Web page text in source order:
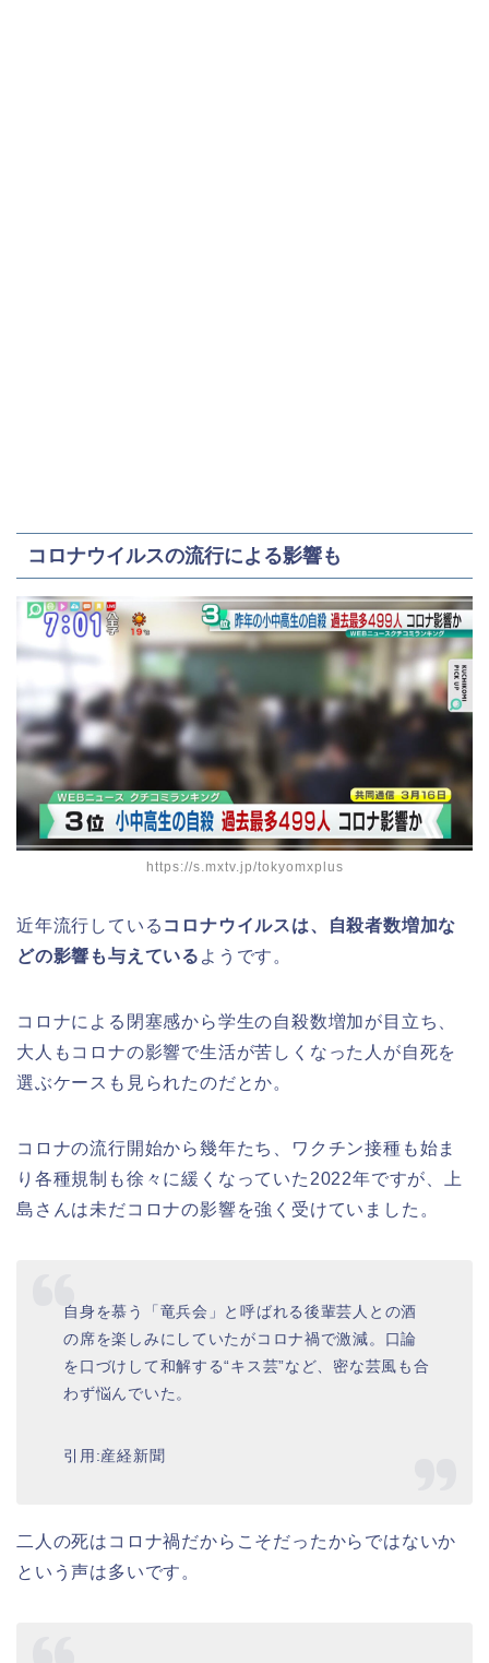
コロナウイルスの流行による影響も
https://s.mxtv.jp/tokyomxplus
近年流行している コロナウイルスは、自殺者数増加な
どの影響も与えている ようです。
コロナによる閉塞感から学生の自殺数増加が目立ち、
大人もコロナの影響で生活が苦しくなった人が自死を
選ぶケースも見られたのだとか。
コロナの流行開始から幾年たち、ワクチン接種も始ま
り各種規制も徐々に緩くなっていた2022年ですが、上
島さんは未だコロナの影響を強く受けていました。
自身を慕う「竜兵会」と呼ばれる後輩芸人との酒
の席を楽しみにしていたがコロナ禍で激減。口論
を口づけして和解する“キス芸”など、密な芸風も合
わず悩んでいた。
引用:産経新聞
二人の死はコロナ禍だからこそだったからではないか
という声は多いです。